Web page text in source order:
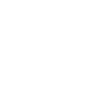
力的城市。它
之一，整个城市
“巴里奥